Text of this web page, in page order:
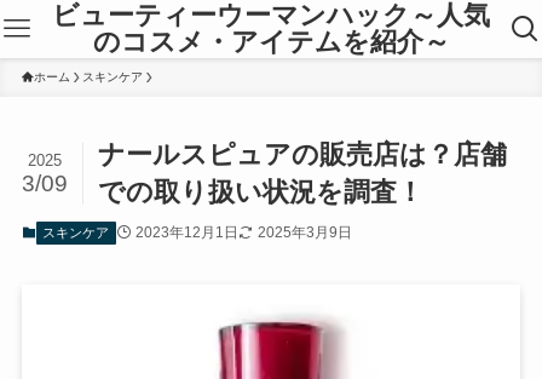
ビューティーウーマンハック～人気
のコスメ・アイテムを紹介～
ホーム スキンケア
ナールスピュアの販売店は？店舗
での取り扱い状況を調査！
2025
3/09
スキンケア 2023年12月1日 2025年3月9日